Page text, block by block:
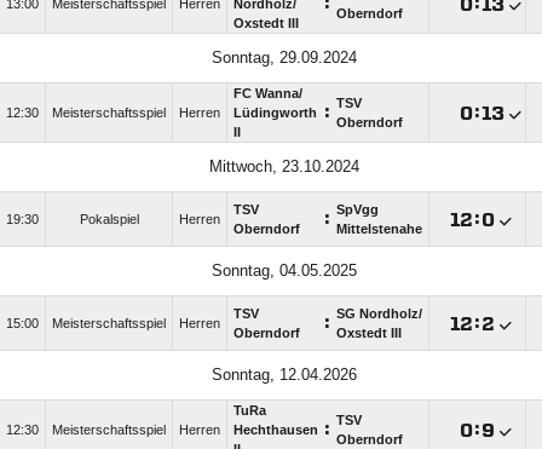
13:00 Meisterschaftsspiel Herren
Nordholz/​
Oxstedt III
: Oberndorf
:
Sonntag, 29.09.2024
12:30 Meisterschaftsspiel Herren
FC Wanna/​
Lüdingworth
: TSV
Oberndorf
:
Mittwoch, 23.10.2024
19:30 Pokalspiel Herren
TSV
Oberndorf
: SpVgg
Mittelstenahe
:
Sonntag, 04.05.2025
15:00 Meisterschaftsspiel Herren
TSV
Oberndorf
: SG Nordholz/​
Oxstedt III
:
Sonntag, 12.04.2026
12:30 Meisterschaftsspiel Herren
TuRa
Hechthausen : TSV
Oberndorf
: